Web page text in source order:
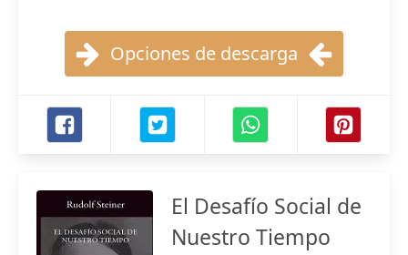
Opciones de descarga
El Desafío Social de
Nuestro Tiempo